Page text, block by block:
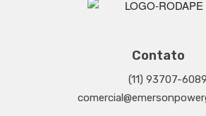
Contato
(11) 93707-6089